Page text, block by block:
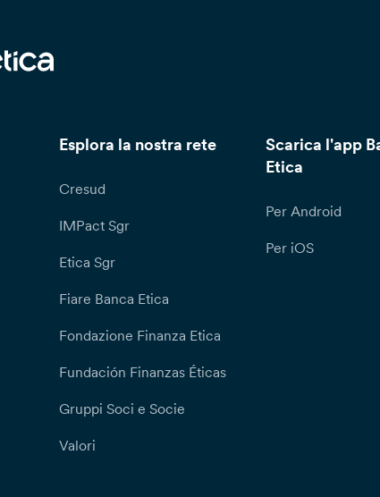
Esplora la nostra rete
Cresud
IMPact Sgr
Etica Sgr
Fiare Banca Etica
Fondazione Finanza Etica
Fundación Finanzas Éticas
Gruppi Soci e Socie
Valori
Scarica l'app
Etica
Per Android
Per iOS